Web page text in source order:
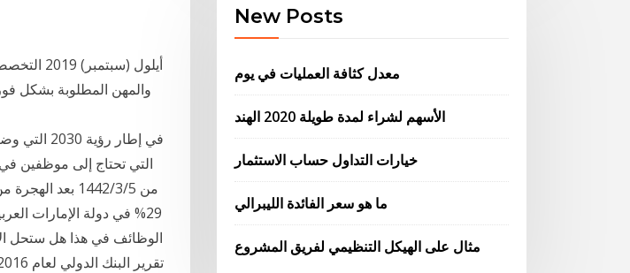
والمهن المطلوبة بشكل
في إطار
من 5‏‏/3‏‏/1442
الوظائف في هذا هل ستحل
New Posts
معدل كثافة العمليات في يوم
الأسهم لشراء لمدة طويلة 2020 الهند
خيارات التداول حساب الاستثمار
ما هو سعر الفائدة الليبرالي
مثال على الهيكل التنظيمي لفريق المشروع